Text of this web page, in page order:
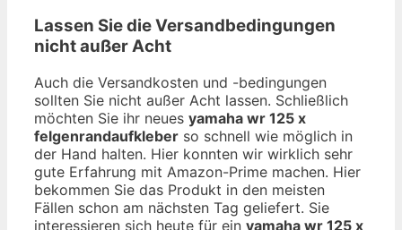
Lassen Sie die Versandbedingungen
nicht außer Acht
Auch die Versandkosten und -bedingungen
sollten Sie nicht außer Acht lassen. Schließlich
möchten Sie ihr neues yamaha wr 125 x
felgenrandaufkleber so schnell wie möglich in
der Hand halten. Hier konnten wir wirklich sehr
gute Erfahrung mit Amazon-Prime machen. Hier
bekommen Sie das Produkt in den meisten
Fällen schon am nächsten Tag geliefert. Sie
interessieren sich heute für ein yamaha wr 125 x